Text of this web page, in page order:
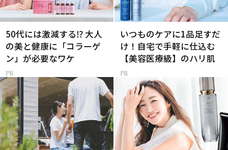
50代には激減する⁉ 大人
の美と健康に「コラーゲ
ン」が必要なワケ
いつものケアに1品足すだ
け！自宅で手軽に仕込む
【美容医療級】のハリ肌